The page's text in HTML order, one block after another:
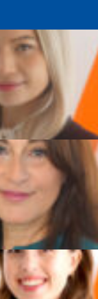
TAMARA WEBER
SAYEH FARAHPOUR